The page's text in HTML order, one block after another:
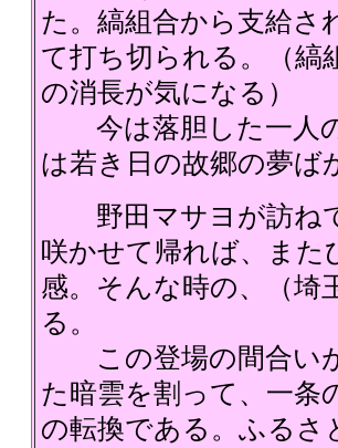
た。縞組合から支給さ
て打ち切られる。（
の消長が気になる）
今は落胆した一人
は若き日の故郷の夢ば
野田マサヨが訪ね
咲かせて帰れば、ま
感。そんな時の、（埼
る。
この登場の間合い
た暗雲を割って、一
の転換である。ふる